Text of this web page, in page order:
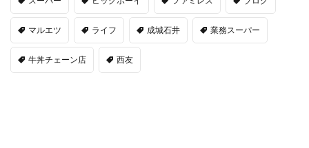
マルエツ ライフ 成城石井 業務スーパー
牛丼チェーン店 西友